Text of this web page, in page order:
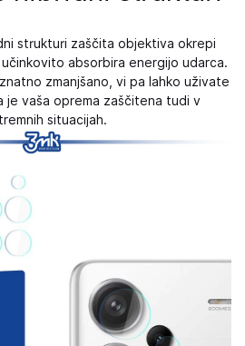
strukturi zaščita objektiva okrepi
absorbira energijo udarca.
zmanjšano, vi pa lahko uživate
je vaša oprema zaščitena tudi v
situacijah.